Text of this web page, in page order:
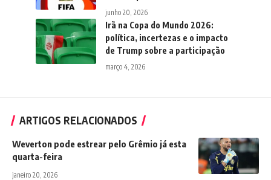
junho 20, 2026
Irã na Copa do Mundo 2026:
política, incertezas e o impacto
de Trump sobre a participação
março 4, 2026
ARTIGOS RELACIONADOS
Weverton pode estrear pelo Grêmio já esta
quarta-feira
janeiro 20, 2026